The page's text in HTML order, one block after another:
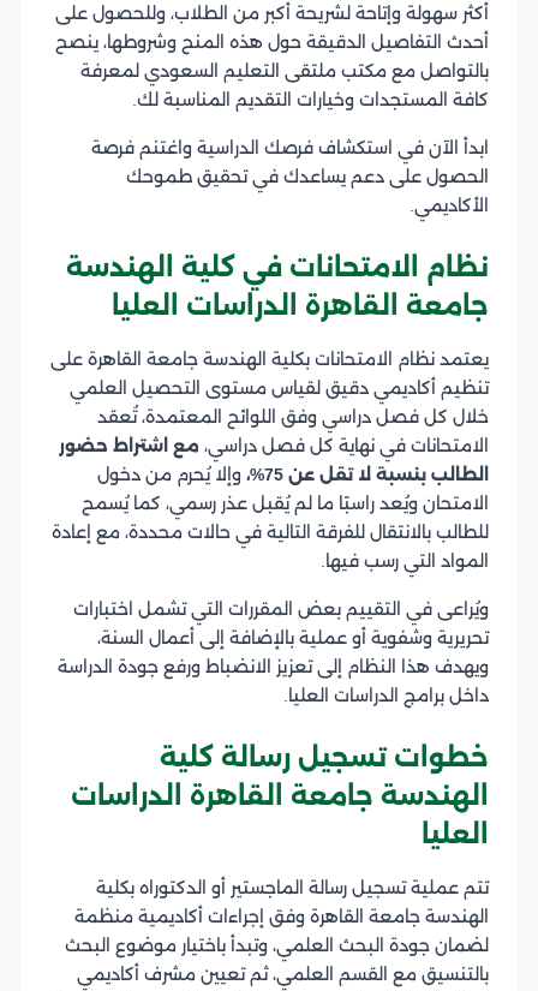
أكثر سهولة وإتاحة لشريحة أكبر من الطلاب، وللحصول على
أحدث التفاصيل الدقيقة حول هذه المنح وشروطها، ينصح
بالتواصل مع مكتب ملتقى التعليم السعودي لمعرفة
كافة المستجدات وخيارات التقديم المناسبة لك.
ابدأ الآن في استكشاف فرصك الدراسية واغتنم فرصة
الحصول على دعم يساعدك في تحقيق طموحك
الأكاديمي.
نظام الامتحانات في كلية الهندسة
جامعة القاهرة الدراسات العليا
يعتمد نظام الامتحانات بكلية الهندسة جامعة القاهرة على
تنظيم أكاديمي دقيق لقياس مستوى التحصيل العلمي
خلال كل فصل دراسي وفق اللوائح المعتمدة، تُعقد
الامتحانات في نهاية كل فصل دراسي، مع اشتراط حضور
الطالب بنسبة لا تقل عن 75%،
وإلا يُحرم من دخول
الامتحان ويُعد راسبًا ما لم يُقبل عذر رسمي، كما يُسمح
للطالب بالانتقال للفرقة التالية في حالات محددة، مع إعادة
المواد التي رسب فيها.
ويُراعى في التقييم بعض المقررات التي تشمل اختبارات
تحريرية وشفوية أو عملية بالإضافة إلى أعمال السنة،
ويهدف هذا النظام إلى تعزيز الانضباط ورفع جودة الدراسة
داخل برامج الدراسات العليا.
خطوات تسجيل رسالة كلية
الهندسة جامعة القاهرة الدراسات
العليا
تتم عملية تسجيل رسالة الماجستير أو الدكتوراه بكلية
الهندسة جامعة القاهرة وفق إجراءات أكاديمية منظمة
لضمان جودة البحث العلمي، وتبدأ باختيار موضوع البحث
بالتنسيق مع القسم العلمي، ثم تعيين مشرف أكاديمي